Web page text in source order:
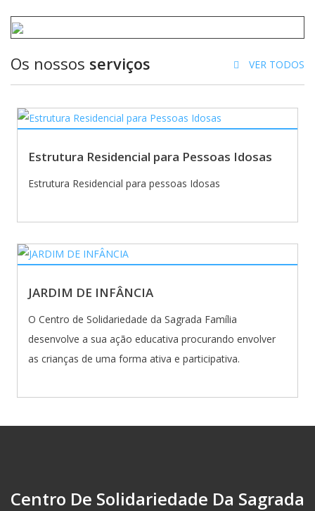
Os nossos serviços VER TODOS
Estrutura Residencial para Pessoas Idosas
Estrutura Residencial para pessoas Idosas
JARDIM DE INFÂNCIA
O Centro de Solidariedade da Sagrada Família
desenvolve a sua ação educativa procurando envolver
as crianças de uma forma ativa e participativa.
Centro De Solidariedade Da Sagrada